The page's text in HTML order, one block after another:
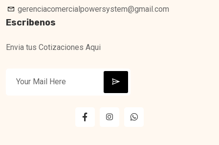
gerenciacomercialpowersystem@gmail.com
Escribenos
Envia tus Cotizaciones Aqui